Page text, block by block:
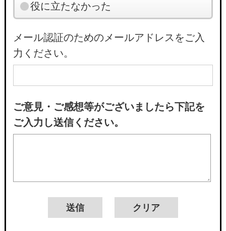
役に立たなかった
メール認証のためのメールアドレスをご入
力ください。
ご意見・ご感想等がございましたら下記を
ご入力し送信ください。